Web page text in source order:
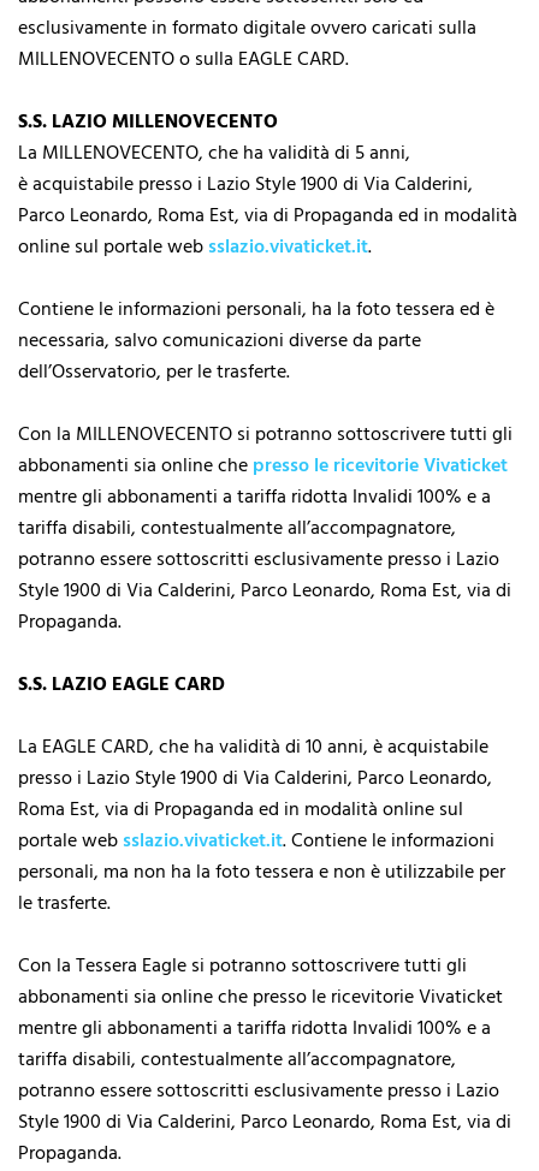
esclusivamente in formato digitale ovvero caricati sulla
MILLENOVECENTO o sulla EAGLE CARD.
S.S. LAZIO MILLENOVECENTO
La MILLENOVECENTO, che ha validità di 5 anni,
è acquistabile presso i Lazio Style 1900 di Via Calderini,
Parco Leonardo, Roma Est, via di Propaganda ed in modalità
online sul portale websslazio.vivaticket.it.
Contiene le informazioni personali, ha la foto tessera ed è
necessaria, salvo comunicazioni diverse da parte
dell’Osservatorio, per le trasferte.
Con la MILLENOVECENTO si potranno sottoscrivere tutti gli
abbonamenti sia online chepresso le ricevitorie Vivaticket
mentre gli abbonamenti a tariffa ridotta Invalidi 100% e a
tariffa disabili, contestualmente all’accompagnatore,
potranno essere sottoscritti esclusivamente presso i Lazio
Style 1900 di Via Calderini, Parco Leonardo, Roma Est, via di
Propaganda.
S.S. LAZIO EAGLE CARD
La EAGLE CARD, che ha validità di 10 anni, è acquistabile
presso i Lazio Style 1900 di Via Calderini, Parco Leonardo,
Roma Est, via di Propaganda ed in modalità online sul
portale websslazio.vivaticket.it. Contiene le informazioni
personali, ma non ha la foto tessera e non è utilizzabile per
le trasferte.
Con la Tessera Eagle si potranno sottoscrivere tutti gli
abbonamenti sia online che presso le ricevitorie Vivaticket
mentre gli abbonamenti a tariffa ridotta Invalidi 100% e a
tariffa disabili, contestualmente all’accompagnatore,
potranno essere sottoscritti esclusivamente presso i Lazio
Style 1900 di Via Calderini, Parco Leonardo, Roma Est, via di
Propaganda.